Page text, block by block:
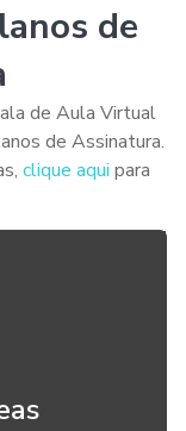
de
de Aula Virtual
de Assinatura.
clique aqui para